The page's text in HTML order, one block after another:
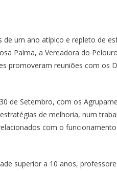
um ano atípico e repleto de
Palma, a Vereadora do
promoveram reuniões com os
de Setembro, com os
de melhoria, num
com o
superior a 10 anos,